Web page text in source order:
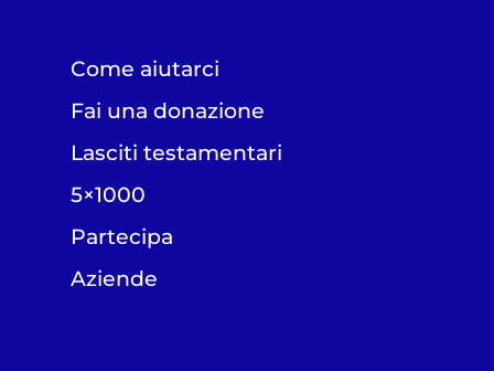
Come aiutarci
Fai una donazione
Lasciti testamentari
5×1000
Partecipa
Aziende